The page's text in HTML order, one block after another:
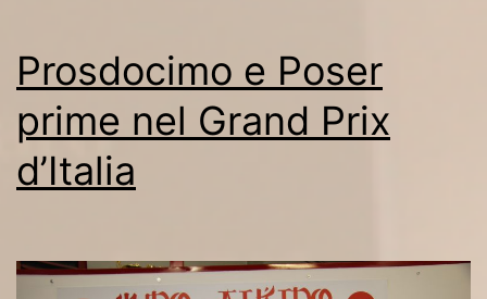
Prosdocimo e Poser
prime nel Grand Prix
d’Italia